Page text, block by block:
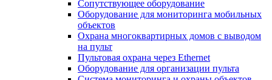
Сопутствующее оборудование
Оборудование для мониторинга мобильных
объектов
Охрана многоквартирных домов с выводом
на пульт
Пультовая охрана через Ethernet
Оборудование для организации пульта